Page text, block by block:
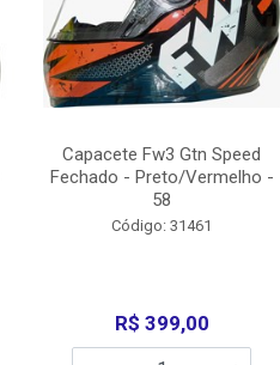
Capacete Fw3 Gtn Speed
Fechado - Preto/Vermelho -
58
Código: 31461
R$ 399,00